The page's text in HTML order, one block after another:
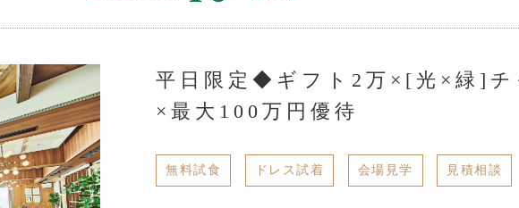
平日限定◆ギフト2万×[光×緑]チ
×最大100万円優待
無料試食 ドレス試着 会場見学 見積相談